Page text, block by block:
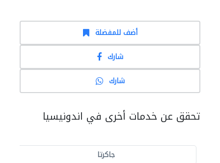
أضف للمفضلة
شارك
شارك
تحقق عن خدمات أخرى في اندونيسيا
جاكرتا